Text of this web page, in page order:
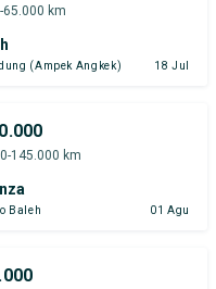
65.000 km
(Ampek Angkek) 18 Jul
145.000 km
Baleh 01 Agu